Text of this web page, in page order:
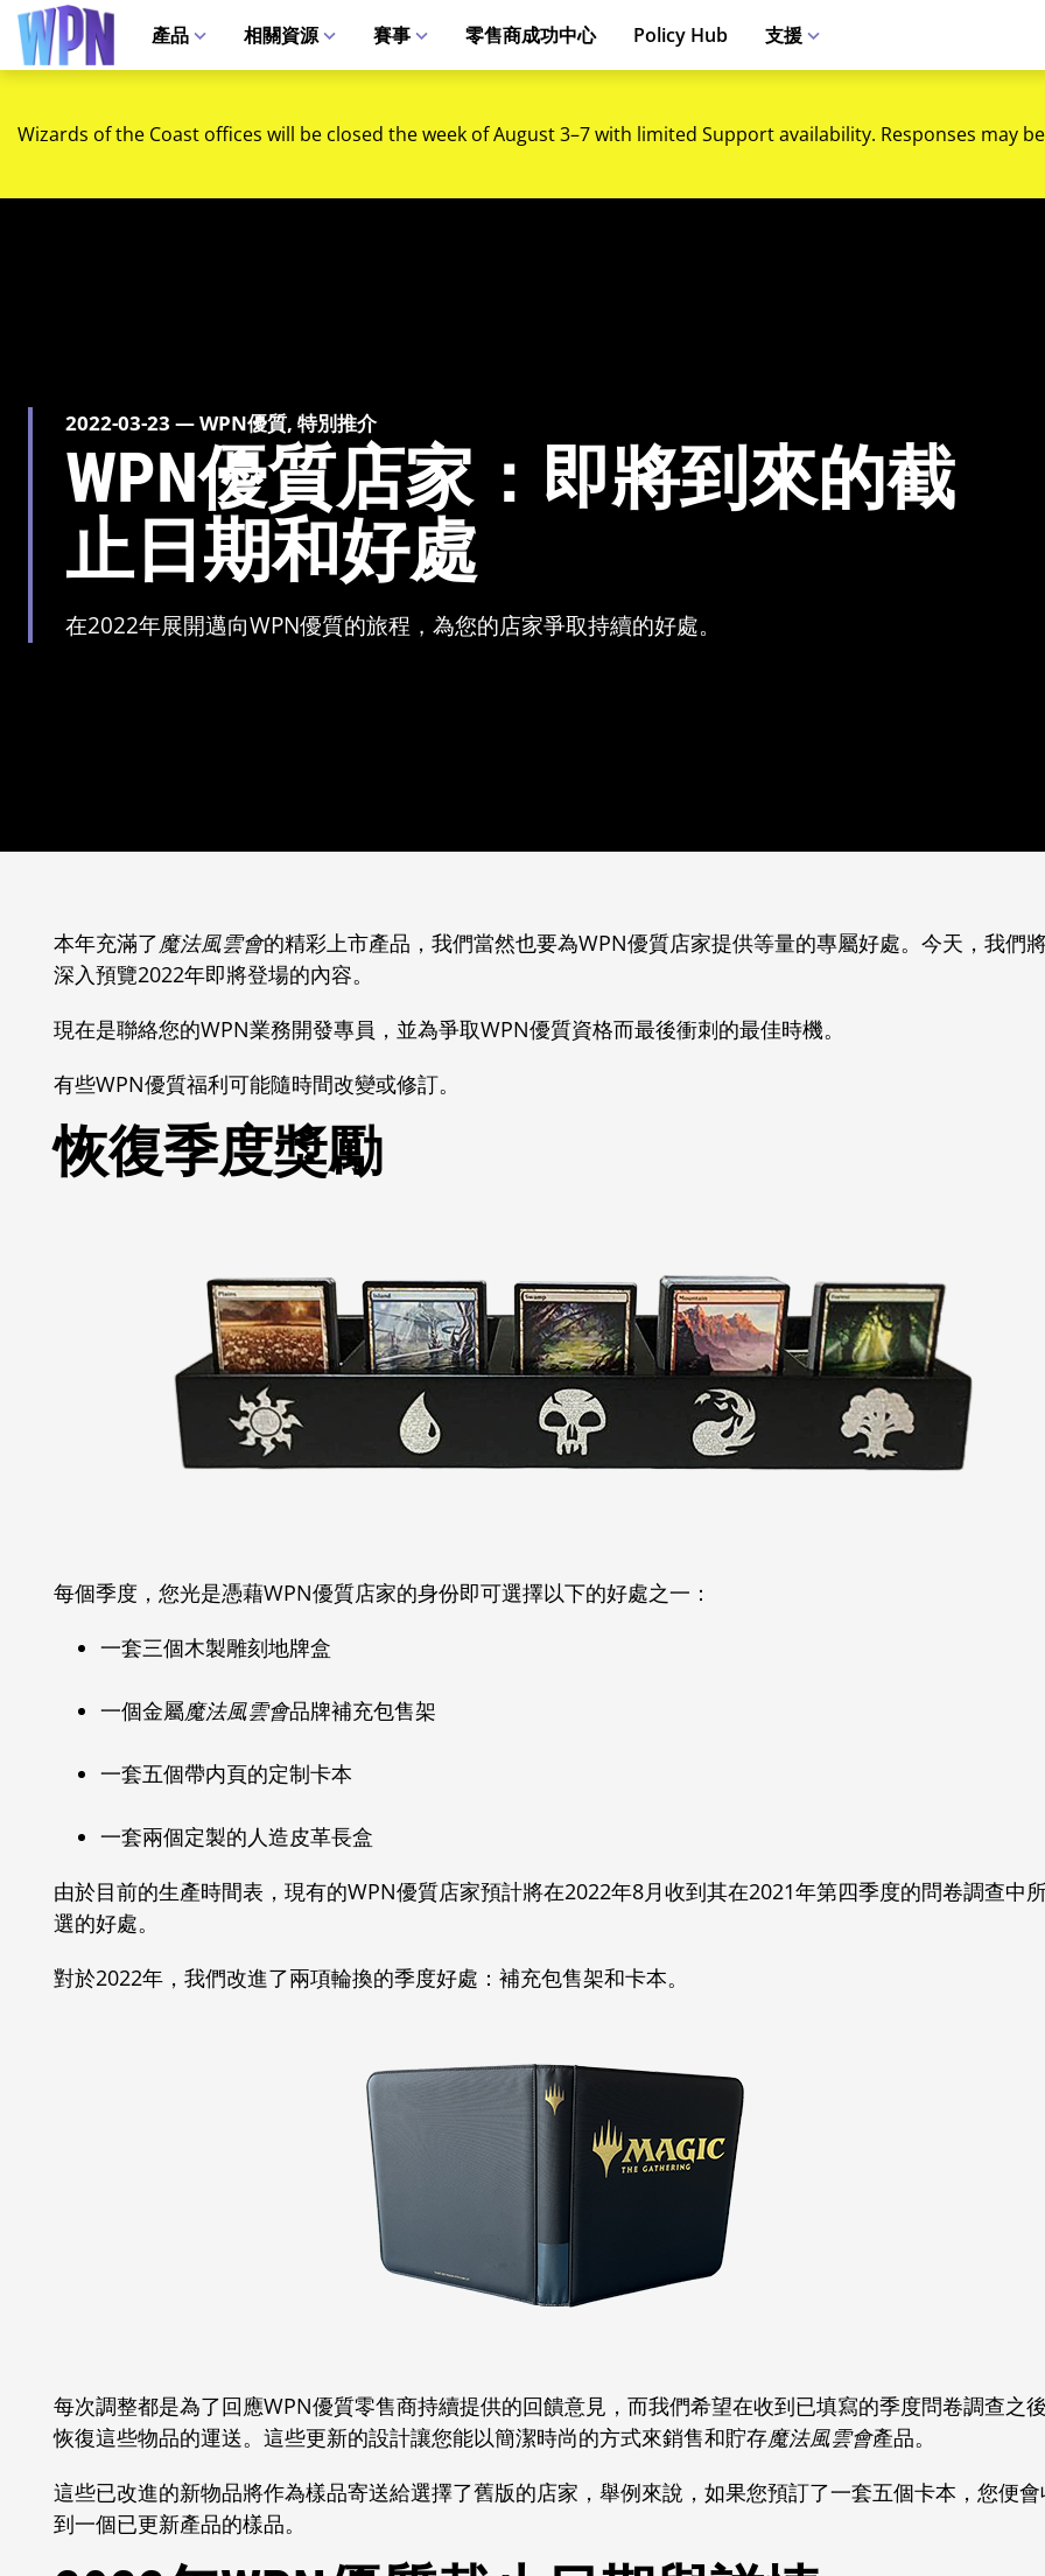
產品 相關資源 賽事 零售商成功中心 Policy Hub 支援
Wizards of the Coast offices will be closed the week of August 3–7 with limited Support availability. Responses may
2022-03-23 — WPN優質, 特別推介
WPN優質店家：即將到來的截
止日期和好處
在2022年展開邁向WPN優質的旅程，為您的店家爭取持續的好處。
本年充滿了魔法風雲會的精彩上市產品，我們當然也要為WPN優質店家提供等量的專屬好處。今天，我們
深入預覽2022年即將登場的內容。
現在是聯絡您的WPN業務開發專員，並為爭取WPN優質資格而最後衝刺的最佳時機。
有些WPN優質福利可能隨時間改變或修訂。
恢復季度獎勵
每個季度，您光是憑藉WPN優質店家的身份即可選擇以下的好處之一：
一套三個木製雕刻地牌盒
一個金屬魔法風雲會品牌補充包售架
一套五個帶内頁的定制卡本
一套兩個定製的人造皮革長盒
由於目前的生產時間表，現有的WPN優質店家預計將在2022年8月收到其在2021年第四季度的問卷調查中
選的好處。
對於2022年，我們改進了兩項輪換的季度好處：補充包售架和卡本。
每次調整都是為了回應WPN優質零售商持續提供的回饋意見，而我們希望在收到已填寫的季度問卷調查之
恢復這些物品的運送。這些更新的設計讓您能以簡潔時尚的方式來銷售和貯存魔法風雲會產品。
這些已改進的新物品將作為樣品寄送給選擇了舊版的店家，舉例來說，如果您預訂了一套五個卡本，您便
到一個已更新產品的樣品。